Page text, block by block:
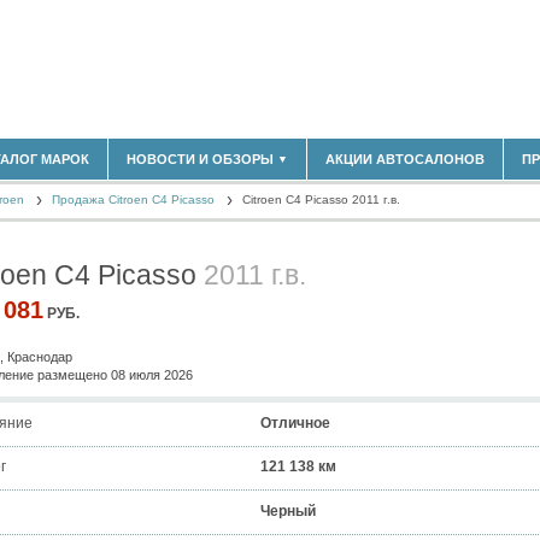
(14304)
МАРОК НОВОСТИ И ОБЗОРЫ ▼
НОВОСТИ РЫНКА
МАТЕРИАЛЫ ПАРТНЕРОВ
АКЦИИ АВТОСАЛОНОВ
Продажа Citroen C4 Picasso Citroen C4 Picasso 2011 г.в.
C4 Picasso 2011 г.в.
РУБ.
Краснодар
размещено 08 июля 2026
Отличное
121 138 км
Черный